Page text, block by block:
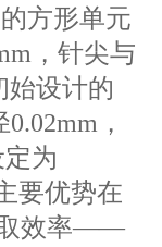
方形单元
，针尖与
始设计的
，
为
要优势在
取效率——